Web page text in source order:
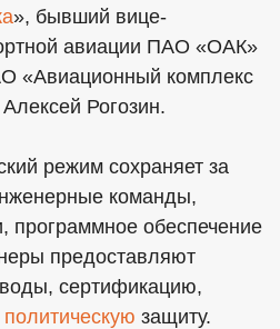
», бывший вице-
авиации ПАО «ОАК»
«Авиационный комплекс
Рогозин.
режим сохраняет за
команды,
программное обеспечение
предоставляют
сертификацию,
политическую защиту.